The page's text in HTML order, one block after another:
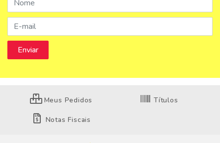
Meus Pedidos Títulos
Notas Fiscais